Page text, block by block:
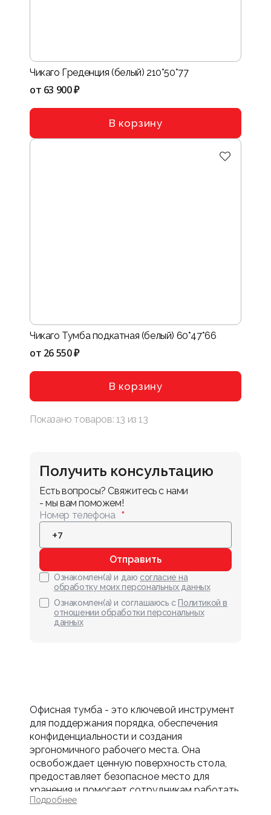
Чикаго Греденция (белый) 210*50*77
от 63 900 ₽
В корзину
Чикаго Тумба подкатная (белый) 60*47*66
от 26 550 ₽
В корзину
Показано товаров: 13 из13
Получить консультацию
Есть вопросы? Свяжитесь с нами
- мы вам поможем!
Номер телефона
Отправить
Ознакомлен(а) и даю согласие на
обработку моих персональных данных
Ознакомлен(а) и соглашаюсь с Политикой в
отношении обработки персональных
данных
Офисная тумба - это ключевой инструмент
для поддержания порядка, обеспечения
конфиденциальности и создания
эргономичного рабочего места. Она
освобождает ценную поверхность стола,
предоставляет безопасное место для
хранения и помогает сотрудникам работать
более организованно и продуктивно. В
Подробнее